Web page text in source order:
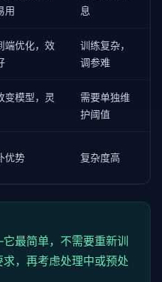
用
息
端优化，效
训练复杂，
调参难
变模型，灵
需要单独维
护阈值
优势 复杂度高
最简单，不需要重新训
，再考虑处理中或预处